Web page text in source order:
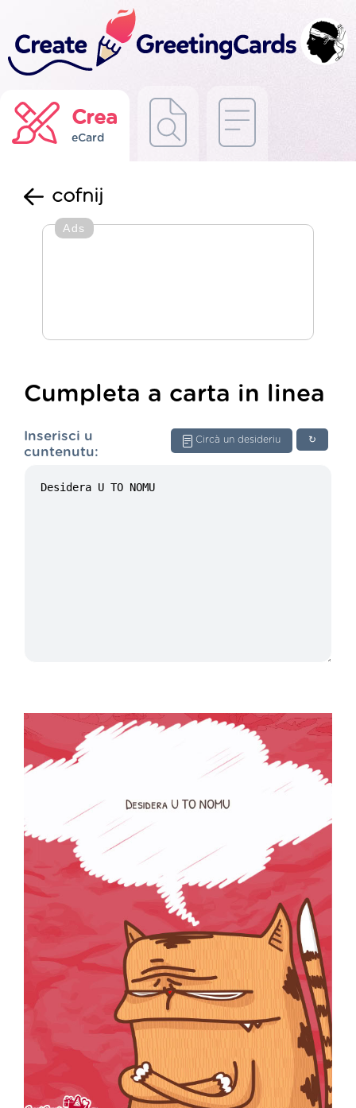
Crea
eCard
cofnij
Ads
Cumpleta a carta in linea
↻
Circà un desideriu
Inserisci u
cuntenutu: